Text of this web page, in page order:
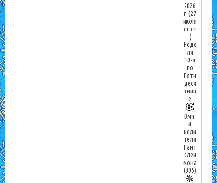
2026
г.(27
июля
ст.ст
.)
Неде
ля
10-я
по
Пяти
деся
тниц
е
Вмч.
и
цели
теля
Пант
елеи
мона
(305)